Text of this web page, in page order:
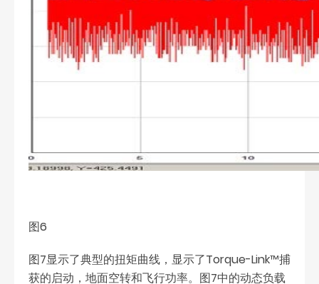
图6
图7显示了典型的扭矩曲线，显示了Torque-Link™捕
获的启动，地面空转和飞行功率。图7中的动态负载